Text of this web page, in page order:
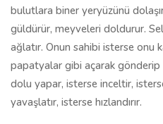
bulutlara biner yeryüzünü
güldürür, meyveleri doldurur.
ağlatır. Onun sahibi isterse onu
papatyalar gibi açarak gönderip
dolu yapar, isterse inceltir,
yavaşlatır, isterse hızlandırır.